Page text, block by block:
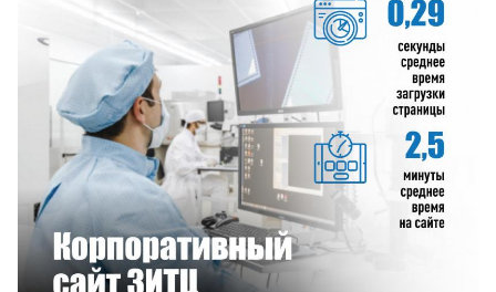
Смотреть проект